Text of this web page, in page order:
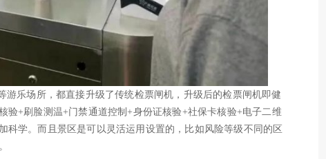
游乐场所，都直接升级了传统检票闸机，升级后的检票闸机即健
验+刷脸测温+门禁通道控制+身份证核验+社保卡核验+电子二维
科学。而且景区是可以灵活运用设置的，比如风险等级不同的区